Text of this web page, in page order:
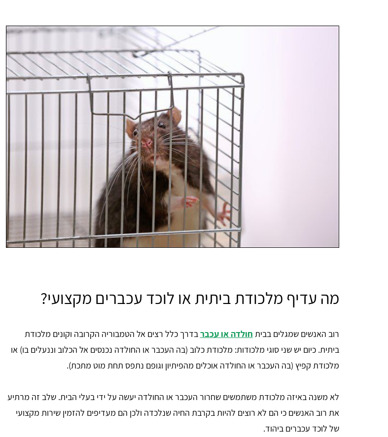
מה עדיף מלכודת ביתית או לוכד עכברים מקצועי?
רוב האנשים שמגלים בבית חולדה או עכברבדרך כלל רצים אל הטמבוריה הקרובה וקונים מלכודת
ביתית. כיום יש שני סוגי מלכודות: מלכודת כלוב (בה העכבר או החולדה נכנסים אל הכלוב וננעלים בו) או
מלכודת קפיץ (בה העכבר או החולדה אוכלים מהפיתיון וגופם נתפס תחת מוט מתכת).
לא משנה באיזה מלכודת משתמשים שחרור העכבר או החולדה יעשה על ידי בעלי הבית. שלב זה מרתיע
את רוב האנשים כי הם לא רוצים להיות בקרבת החיה שנלכדה ולכן הם מעדיפים להזמין שירות מקצועי
של לוכד עכברים ביהוד.
אחלה אתר! הזמנתי דרכם שירות של לוכד חולדות ועכברים
שהגיע מהר מאוד וסיפק שירות מקצועי! תודה לכם
במהירות 3 הצעות מחיר דרך האתר ומצאתי מדביר מצוין,